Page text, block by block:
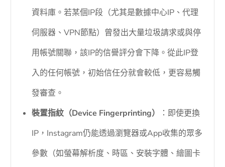
資料庫。若某個IP段（尤其是數據中心IP、代理
伺服器、VPN節點）曾發出大量垃圾請求或與停
用帳號關聯，該IP的信譽評分會下降。從此IP登
入的任何帳號，初始信任分就會較低，更容易觸
發審查。
裝置指紋（Device Fingerprinting）
：即使更換
IP，Instagram仍能透過瀏覽器或App收集的眾多
參數（如螢幕解析度、時區、安裝字體、繪圖卡